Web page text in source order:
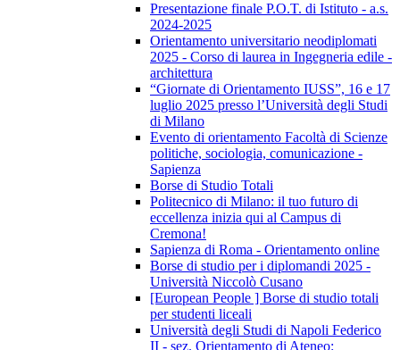
Presentazione finale P.O.T. di Istituto - a.s.
2024-2025
Orientamento universitario neodiplomati
2025 - Corso di laurea in Ingegneria edile -
architettura
“Giornate di Orientamento IUSS”, 16 e 17
luglio 2025 presso l’Università degli Studi
di Milano
Evento di orientamento Facoltà di Scienze
politiche, sociologia, comunicazione -
Sapienza
Borse di Studio Totali
Politecnico di Milano: il tuo futuro di
eccellenza inizia qui al Campus di
Cremona!
Sapienza di Roma - Orientamento online
Borse di studio per i diplomandi 2025 -
Università Niccolò Cusano
[European People ] Borse di studio totali
per studenti liceali
Università degli Studi di Napoli Federico
II - sez. Orientamento di Ateneo: